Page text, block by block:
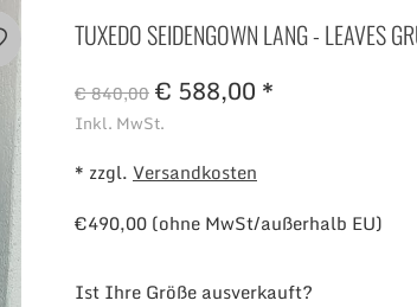
TUXEDO SEIDENGOWN LANG - LEAVES
€ 840,00 € 588,00 *
Inkl. MwSt.
* zzgl. Versandkosten
€490,00 (ohne MwSt/außerhalb EU)
Ist Ihre Größe ausverkauft?